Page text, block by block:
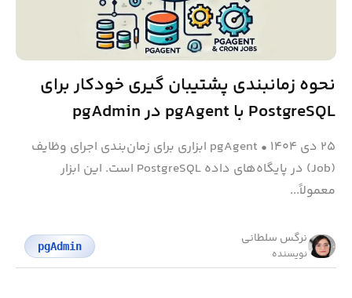
نحوه زمانبندی پشتیبان گیری خودکار برای
PostgreSQL با pgAgent در pgAdmin
۲۵ دی ۱۴۰۴ •
pgAgent ابزاری برای زمان‌بندی اجرای وظایف
(Job) در پایگاه‌های داده PostgreSQL است. این ابزار
معمولاً...
نرگس سلطانی
نویسنده
pgAdmin